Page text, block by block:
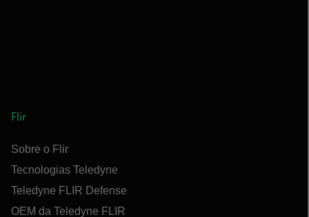
Flir
Sobre o Flir
Tecnologias Teledyne
Teledyne FLIR Defense
OEM da Teledyne FLIR